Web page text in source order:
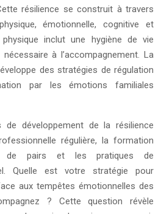
résilience se construit à travers
émotionnelle, cognitive et
inclut une hygiène de vie
nécessaire à l’accompagnement. La
des stratégies de régulation
par les émotions familiales
développement de la résilience
régulière, la formation
de pairs et les pratiques de
Quelle est votre stratégie pour
aux tempêtes émotionnelles des
? Cette question révèle